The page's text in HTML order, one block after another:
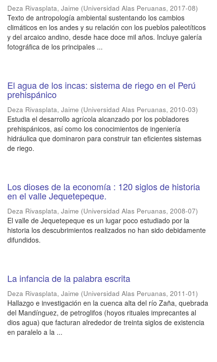
Deza Rivasplata, Jaime (Universidad Alas Peruanas, 2017-08)
Texto de antropología ambiental sustentando los cambios
climáticos en los andes y su relación con los pueblos paleotíticos
y del arcaico andino, desde hace doce mil años. Incluye galería
fotográfica de los principales ...
El agua de los incas: sistema de riego en el Perú
prehispánico
Deza Rivasplata, Jaime (Universidad Alas Peruanas, 2010-03)
Estudia el desarrollo agrícola alcanzado por los pobladores
prehispánicos, así como los conocimientos de ingeniería
hidráulica que dominaron para construir tan eficientes sistemas
de riego.
Los dioses de la economía : 120 siglos de historia
en el valle Jequetepeque.
Deza Rivasplata, Jaime (Universidad Alas Peruanas, 2008-07)
El valle de Jequetepeque es un lugar poco estudiado por la
historia los descubrimientos realizados no han sido debidamente
difundidos.
La infancia de la palabra escrita
Deza Rivasplata, Jaime (Universidad Alas Peruanas, 2011-01)
Hallazgo e investigación en la cuenca alta del río Zaña, quebrada
del Mandínguez, de petroglifos (hoyos rituales imprecantes al
dios agua) que facturan alrededor de treinta siglos de existencia
en paralelo a la ...